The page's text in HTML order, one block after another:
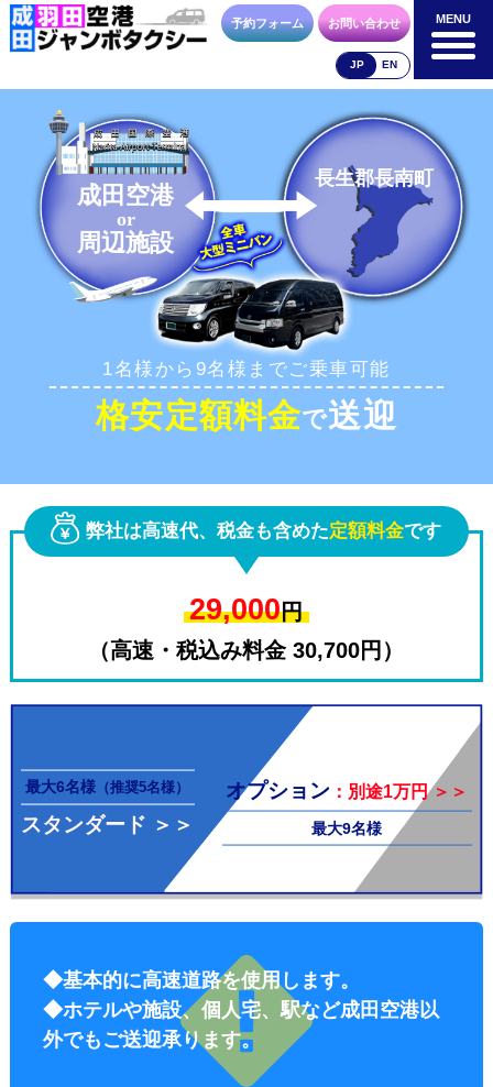
MENU
成田空港
料金表
空港送迎以外
料金表
車種・荷物 お支払方法 合流方法
お問合せ 予約フォーム
その他料
金
予約フォーム お問い合わせ
JP EN
MENU
成田空港
or
周辺施設
長生郡長南町
1名様から9名様までご乗車可能
格安定額料金で送迎
弊社は高速代、税金も含めた定額料金です
29,000円
（高速・税込み料金 30,700円）
スタンダード ＞＞
最大6名様 （推奨5名様） オプション ：別途1万円 ＞＞
最大9名様
◆基本的に高速道路を使用します。
◆ホテルや施設、個人宅、駅など成田空港以
外でもご送迎承ります。